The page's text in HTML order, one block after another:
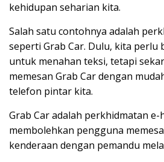
kehidupan seharian kita.
Salah satu contohnya adalah
seperti Grab Car. Dulu, kita perlu
untuk menahan teksi, tetapi
memesan Grab Car dengan
telefon pintar kita.
Grab Car adalah perkhidmatan
membolehkan pengguna
kenderaan dengan pemandu